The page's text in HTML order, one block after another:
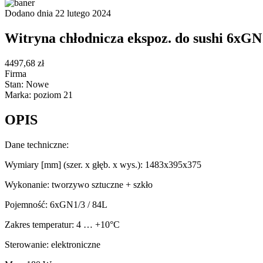
Dodano dnia 22 lutego 2024
Witryna chłodnicza ekspoz. do sushi
4497,68 zł
Firma
Stan: Nowe
Marka: poziom 21
OPIS
Dane techniczne:
Wymiary [mm] (szer. x głęb. x wys.): 1483x395x375
Wykonanie: tworzywo sztuczne + szkło
Pojemność: 6xGN1/3 / 84L
Zakres temperatur: 4 … +10°C
Sterowanie: elektroniczne